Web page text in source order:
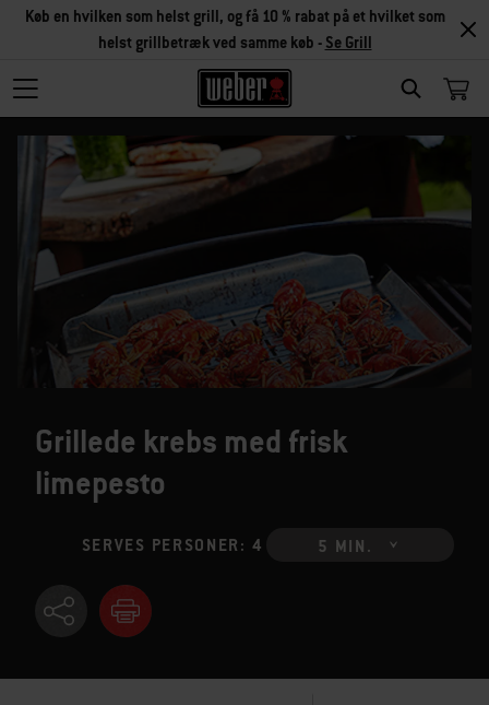
SEARCH
Køb en hvilken som helst grill, og få 10 % rabat på et hvilket som
helst grillbetræk ved samme køb - Se Grill
Grillede krebs med frisk
limepesto
SERVES PERSONER: 4 5 MIN.